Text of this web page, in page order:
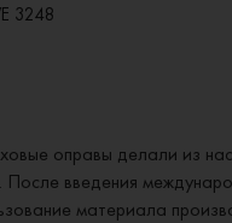
3248
оправы делали из
После введения
материала